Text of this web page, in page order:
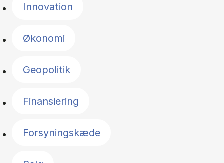
Innovation
Økonomi
Geopolitik
Finansiering
Forsyningskæde